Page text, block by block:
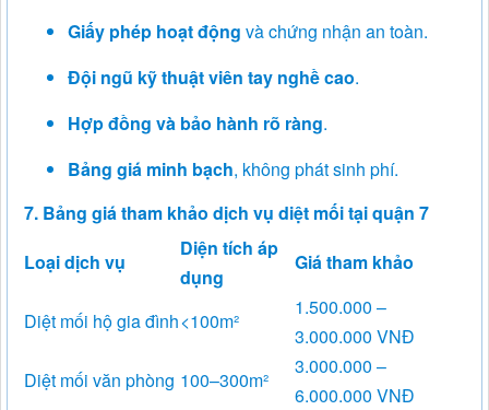
Giấy phép hoạt động và chứng nhận an toàn.
Đội ngũ kỹ thuật viên tay nghề cao.
Hợp đồng và bảo hành rõ ràng.
Bảng giá minh bạch, không phát sinh phí.
7. Bảng giá tham khảo dịch vụ diệt mối tại quận 7
Loại dịch vụ
Diện tích áp
dụng
Giá tham khảo
Diệt mối hộ gia đình<100m²
1.500.000 –
3.000.000 VNĐ
Diệt mối văn phòng 100–300m²
3.000.000 –
6.000.000 VNĐ